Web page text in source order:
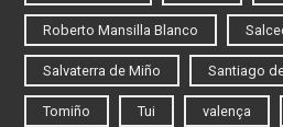
Roberto Mansilla Blanco
Salvaterra de Miño Santiago
Tomiño Tui valença